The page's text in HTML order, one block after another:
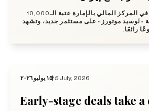
تجاوز عدد الشركات في المركز المالي بالإمارة عتبة الـ10,000
موتورز» على مستثمر جديد، وتشهد
رائعًا.
١٥ يوليو ٢٠٢٦15 July, 2026
Early-stage deals take